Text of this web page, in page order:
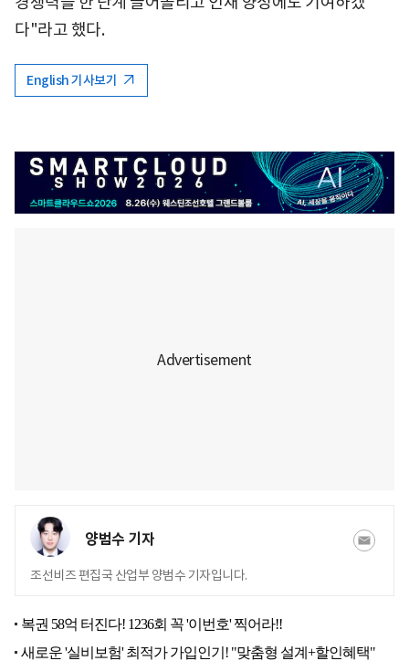
다"라고 했다.
English 기사보기
양범수 기자
조선비즈 편집국 산업부 양범수 기자입니다.